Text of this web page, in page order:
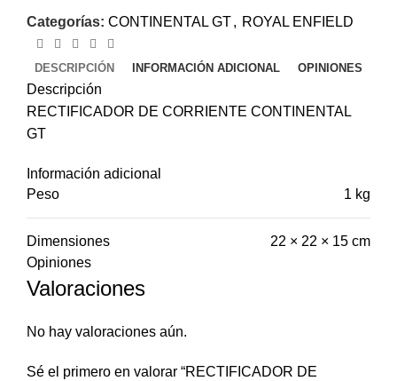
Categorías: CONTINENTAL GT, ROYAL ENFIELD
DESCRIPCIÓN INFORMACIÓN ADICIONAL OPINIONES
Descripción
RECTIFICADOR DE CORRIENTE CONTINENTAL
GT
Información adicional
Peso
1 kg
Dimensiones
22 × 22 × 15 cm
Opiniones
Valoraciones
No hay valoraciones aún.
Sé el primero en valorar “RECTIFICADOR DE